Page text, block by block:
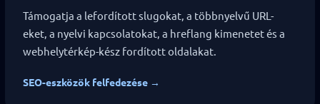
Támogatja a lefordított slugokat, a többnyelvű URL-
eket, a nyelvi kapcsolatokat, a hreflang kimenetet és a
webhelytérkép-kész fordított oldalakat.
SEO-eszközök felfedezése →